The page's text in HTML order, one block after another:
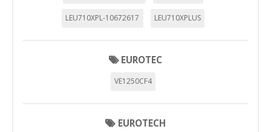
LEU710XPL-10672617 LEU710XPLUS
EUROTEC
VE1250CF4
EUROTECH